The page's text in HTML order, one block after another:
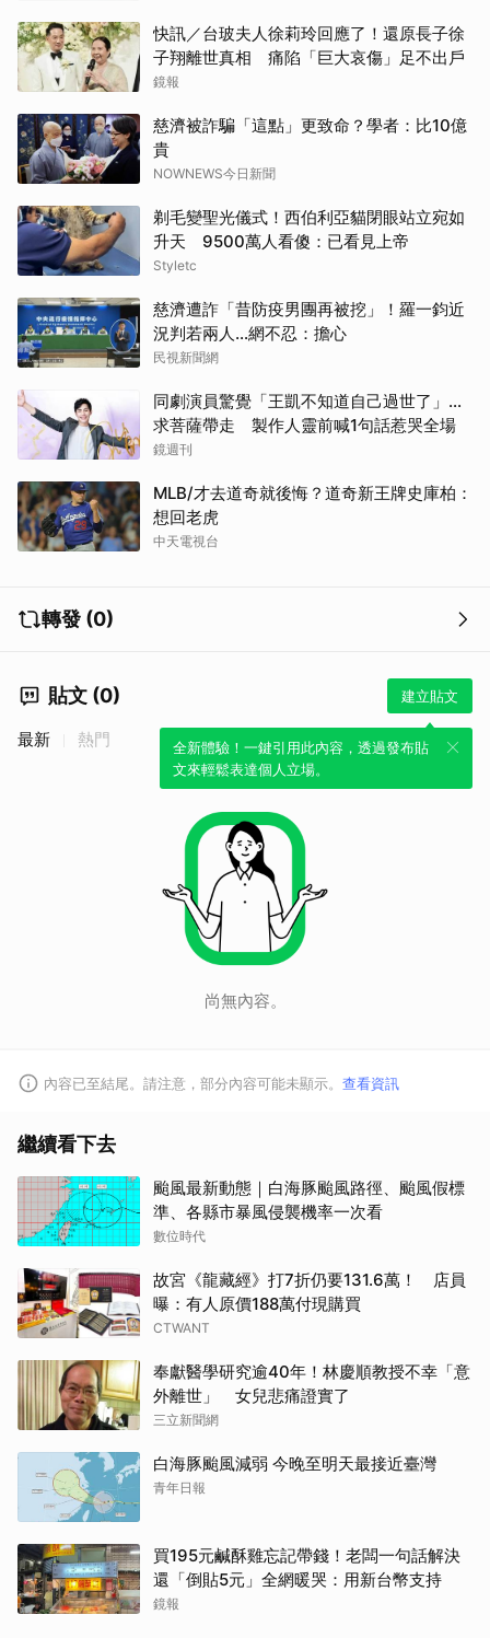
快訊／台玻夫人徐莉玲回應了！還原長子徐
子翔離世真相 痛陷「巨大哀傷」足不出戶
鏡報
慈濟被詐騙「這點」更致命？學者：比10億
貴
NOWNEWS今日新聞
剃毛變聖光儀式！西伯利亞貓閉眼站立宛如
升天 9500萬人看傻：已看見上帝
Styletc
慈濟遭詐「昔防疫男團再被挖」！羅一鈞近
況判若兩人…網不忍：擔心
民視新聞網
同劇演員驚覺「王凱不知道自己過世了」...
求菩薩帶走 製作人靈前喊1句話惹哭全場
鏡週刊
MLB/才去道奇就後悔？道奇新王牌史庫柏：
想回老虎
中天電視台
轉發 (0)
貼文 (0) 建立貼文
全新體驗！一鍵引用此內容，透過發布貼
文來輕鬆表達個人立場。
最新 熱門
尚無內容。
內容已至結尾。請注意，部分內容可能未顯示。 查看資訊
繼續看下去
颱風最新動態｜白海豚颱風路徑、颱風假標
準、各縣市暴風侵襲機率一次看
數位時代
故宮《龍藏經》打7折仍要131.6萬！ 店員
曝：有人原價188萬付現購買
CTWANT
奉獻醫學研究逾40年！林慶順教授不幸「意
外離世」 女兒悲痛證實了
三立新聞網
白海豚颱風減弱 今晚至明天最接近臺灣
青年日報
買195元鹹酥雞忘記帶錢！老闆一句話解決
還「倒貼5元」全網暖哭：用新台幣支持
鏡報
取消